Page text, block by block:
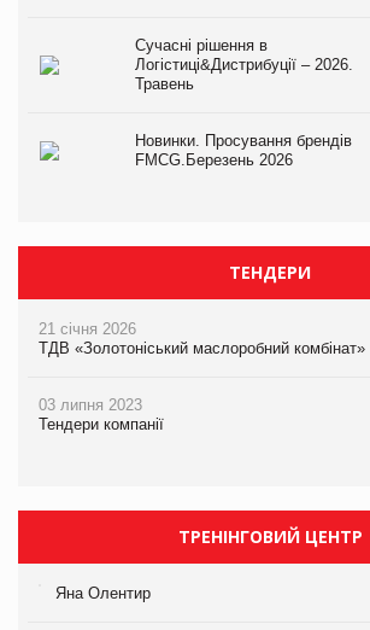
Сучасні рішення в
Логістиці&Дистрибуції – 2026.
Травень
Новинки. Просування брендів
FMCG.Березень 2026
ТЕНДЕРИ
21 січня 2026
ТДВ «Золотоніський маслоробний комбінат»
03 липня 2023
Тендери компанії
ТРЕНІНГОВИЙ ЦЕНТР
Яна Олентир